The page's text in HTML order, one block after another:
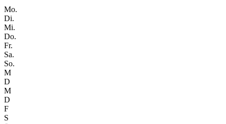
Mo.
Di.
Mi.
Do.
Fr.
Sa.
So.
M
D
M
D
F
S